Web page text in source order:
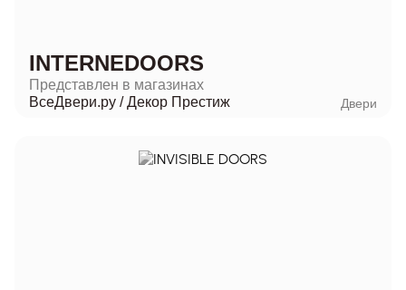
INTERNEDOORS
Представлен в магазинах
ВсеДвери.ру /Декор Престиж Двери